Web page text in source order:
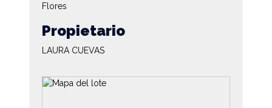
Flores
Propietario
LAURA CUEVAS